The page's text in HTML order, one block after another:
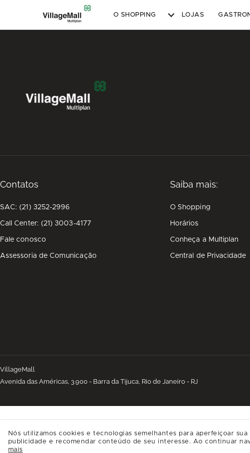
O SHOPPING LOJAS
Contatos
SAC: (21) 3252-2996
Call Center: (21) 3003-4177
Fale conosco
Assessoria de Comunicação
Saiba mais:
O Shopping
Horários
Conheça a Multiplan
Central de Privacidade
VillageMall
Avenida das Américas, 3.900 - Barra da Tijuca, Rio de Janeiro - RJ
Nós utilizamos cookies e tecnologias semelhantes para aperfeiçoar
publicidade e recomendar conteúdo de seu interesse. Ao continuar
mais